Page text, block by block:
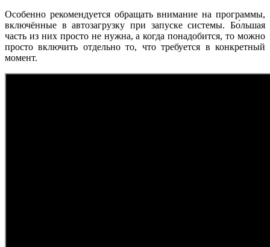
Особенно рекомендуется обращать внимание на программы,
включённые в автозагрузку при запуске системы. Бо́льшая
часть из них просто не нужна, а когда понадобится, то можно
просто включить отдельно то, что требуется в конкретный
момент.